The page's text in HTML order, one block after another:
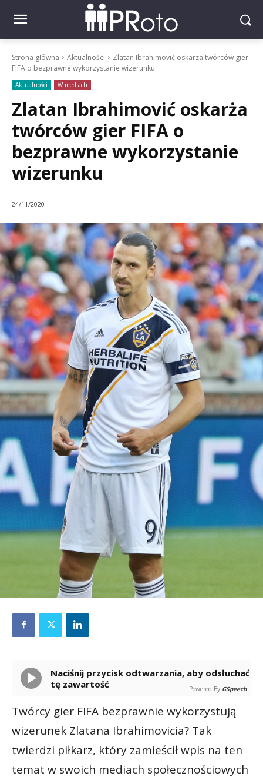
Strona główna Aktualności
Zlatan Ibrahimović oskarża twórców gier
FIFA o bezprawne wykorzystanie wizerunku
Aktualności W mediach
Zlatan Ibrahimović oskarża
twórców gier FIFA o
bezprawne wykorzystanie
wizerunku
24/11/2020
Naciśnij przycisk odtwarzania, aby odsłuchać
tę zawartość
Powered By GSpeech
Twórcy gier FIFA bezprawnie wykorzystują
wizerunek Zlatana Ibrahimovicia? Tak
twierdzi piłkarz, który zamieścił wpis na ten
temat w swoich mediach społecznościowych